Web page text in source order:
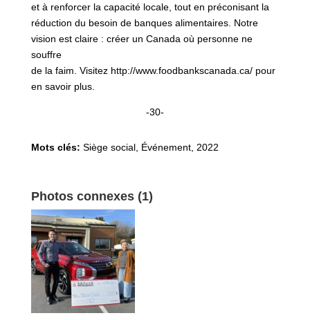
et à renforcer la capacité locale, tout en préconisant la
réduction du besoin de banques alimentaires. Notre
vision est claire : créer un Canada où personne ne
souffre
de la faim. Visitez http://www.foodbankscanada.ca/ pour
en savoir plus.
-30-
Mots clés: Siège social, Événement, 2022
Photos connexes (1)